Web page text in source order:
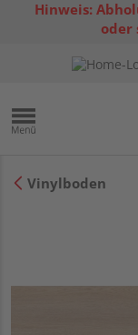
Hinweis:
oder
Vinylboden